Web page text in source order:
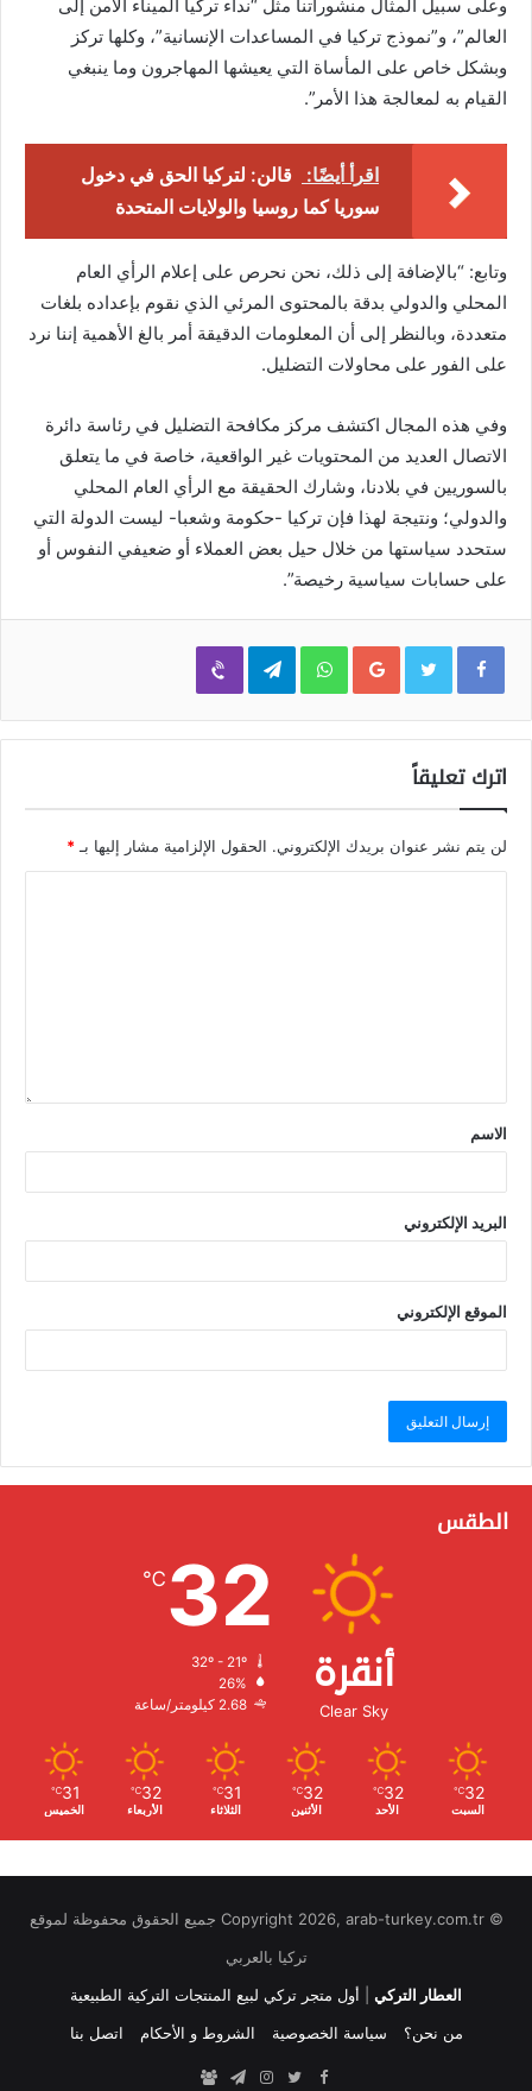
وعلى سبيل المثال منشوراتنا مثل “نداء تركيا الميناء الآمن إلى
العالم”، و”نموذج تركيا في المساعدات الإنسانية”، وكلها تركز
وبشكل خاص على المأساة التي يعيشها المهاجرون وما ينبغي
القيام به لمعالجة هذا الأمر”.
اقرأ أيضًا:
قالن: لتركيا الحق في دخول
سوريا كما روسيا والولايات المتحدة
وتابع: “بالإضافة إلى ذلك، نحن نحرص على إعلام الرأي العام
المحلي والدولي بدقة بالمحتوى المرئي الذي نقوم بإعداده بلغات
متعددة، وبالنظر إلى أن المعلومات الدقيقة أمر بالغ الأهمية إننا نرد
على الفور على محاولات التضليل.
وفي هذه المجال اكتشف مركز مكافحة التضليل في رئاسة دائرة
الاتصال العديد من المحتويات غير الواقعية، خاصة في ما يتعلق
بالسوريين في بلادنا، وشارك الحقيقة مع الرأي العام المحلي
والدولي؛ ونتيجة لهذا فإن تركيا -حكومة وشعبا- ليست الدولة التي
ستحدد سياستها من خلال حيل بعض العملاء أو ضعيفي النفوس أو
على حسابات سياسية رخيصة”.
Google+
WhatsApp
Telegram
Viber
اترك تعليقاً
لن يتم نشر عنوان بريدك الإلكتروني. الحقول الإلزامية مشار إليها بـ *
الاسم
البريد الإلكتروني
الموقع الإلكتروني
الطقس
أنقرة
Clear Sky
32
℃
الرطوبة:
الرياح:
32
℃
السبت
32
℃
الأحد
32
℃
الأثنين
31
℃
الثلاثاء
32
℃
الأربعاء
31
℃
الخميس
© Copyright 2026, arab-turkey.com.tr جميع الحقوق محفوظة لموقع
تركيا بالعربي
العطار التركي
أول متجر تركي لبيع المنتجات التركية الطبيعية
من نحن؟
سياسة الخصوصية الشروط و الأحكام اتصل بنا